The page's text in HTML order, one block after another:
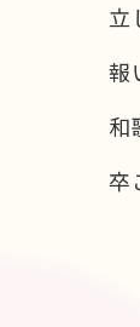
立
報
和
卒